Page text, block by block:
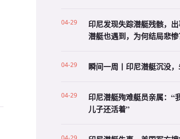
04-29
印尼发现失踪潜艇残骸，
潜艇也遇到，为何结局悲惨
04-29 瞬间一周丨印尼潜艇沉没
04-29
印尼潜艇殉难艇员亲属：“
儿子还活着”